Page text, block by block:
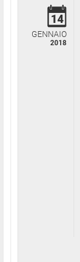
14
GENNAIO
2018